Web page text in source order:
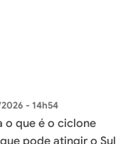
- 14h54
o que é o ciclone